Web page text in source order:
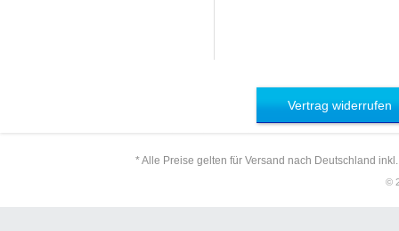
Vertrag widerrufen
* Alle Preise gelten für Versand nach Deutschland
©